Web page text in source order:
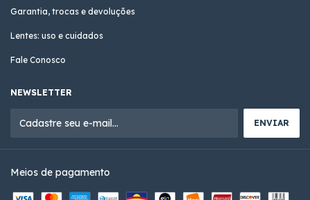
Garantia, trocas e devoluções
Lentes: uso e cuidados
Fale Conosco
NEWSLETTER
Meios de pagamento